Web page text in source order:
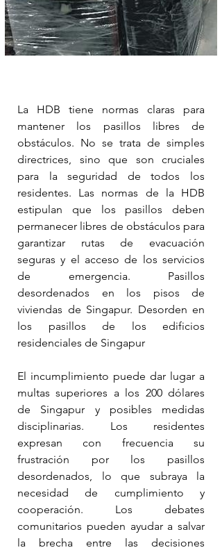
La HDB tiene normas claras para
mantener los pasillos libres de
obstáculos. No se trata de simples
directrices, sino que son cruciales
para la seguridad de todos los
residentes. Las normas de la HDB
estipulan que los pasillos deben
permanecer libres de obstáculos para
garantizar rutas de evacuación
seguras y el acceso de los servicios
de emergencia. Pasillos
desordenados en los pisos de
viviendas de Singapur. Desorden en
los pasillos de los edificios
residenciales de Singapur
El incumplimiento puede dar lugar a
multas superiores a los 200 dólares
de Singapur y posibles medidas
disciplinarias. Los residentes
expresan con frecuencia su
frustración por los pasillos
desordenados, lo que subraya la
necesidad de cumplimiento y
cooperación. Los debates
comunitarios pueden ayudar a salvar
la brecha entre las decisiones